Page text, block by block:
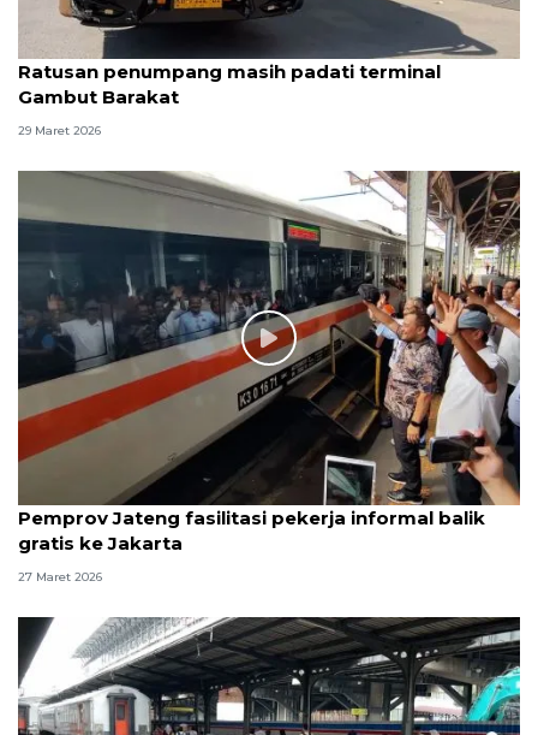
Ratusan penumpang masih padati terminal
Gambut Barakat
29 Maret 2026
Pemprov Jateng fasilitasi pekerja informal balik
gratis ke Jakarta
27 Maret 2026